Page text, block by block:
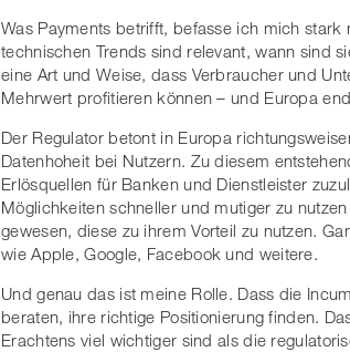
Was Payments betrifft, befasse ich mich
technischen Trends sind relevant, wann sind
eine Art und Weise, dass Verbraucher und
Mehrwert profitieren können – und Europa
Der Regulator betont in Europa
Datenhoheit bei Nutzern. Zu diesem
Erlösquellen für Banken und Dienstleister
Möglichkeiten schneller und mutiger zu
gewesen, diese zu ihrem Vorteil zu nutzen.
wie Apple, Google, Facebook und weitere.
Und genau das ist meine Rolle. Dass die
beraten, ihre richtige Positionierung finden.
Erachtens viel wichtiger sind als die